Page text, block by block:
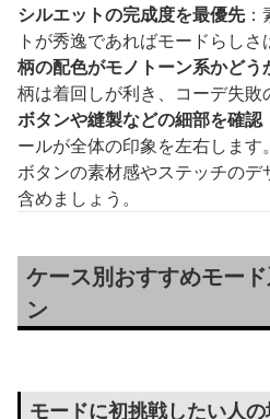
シルエットの完成度を最優先：
トが秀逸であればモードらしさ
柄の配色がモノトーン系かどう
柄は着回しが利き、コーデ失敗
ボタンや縫製などの細部を確認
ールが全体の印象を左右します。
ボタンの素材感やステッチの
含めましょう。
ケース別おすすめモー
ン
モードに初挑戦したい人